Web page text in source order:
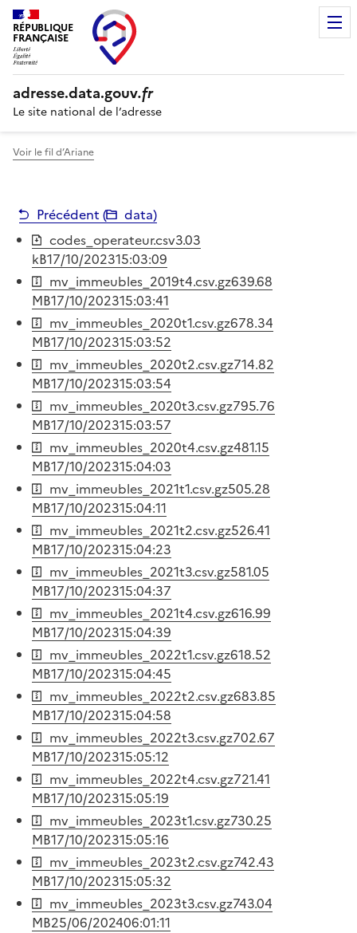
RÉPUBLIQUE
FRANÇAISE
adresse.data.gouv.fr
Le site national de l’adresse
Voir le fil d’Ariane
Précédent ( data)
codes_operateur.csv3.03
kB17/10/202315:03:09
mv_immeubles_2019t4.csv.gz639.68
MB17/10/202315:03:41
mv_immeubles_2020t1.csv.gz678.34
MB17/10/202315:03:52
mv_immeubles_2020t2.csv.gz714.82
MB17/10/202315:03:54
mv_immeubles_2020t3.csv.gz795.76
MB17/10/202315:03:57
mv_immeubles_2020t4.csv.gz481.15
MB17/10/202315:04:03
mv_immeubles_2021t1.csv.gz505.28
MB17/10/202315:04:11
mv_immeubles_2021t2.csv.gz526.41
MB17/10/202315:04:23
mv_immeubles_2021t3.csv.gz581.05
MB17/10/202315:04:37
mv_immeubles_2021t4.csv.gz616.99
MB17/10/202315:04:39
mv_immeubles_2022t1.csv.gz618.52
MB17/10/202315:04:45
mv_immeubles_2022t2.csv.gz683.85
MB17/10/202315:04:58
mv_immeubles_2022t3.csv.gz702.67
MB17/10/202315:05:12
mv_immeubles_2022t4.csv.gz721.41
MB17/10/202315:05:19
mv_immeubles_2023t1.csv.gz730.25
MB17/10/202315:05:16
mv_immeubles_2023t2.csv.gz742.43
MB17/10/202315:05:32
mv_immeubles_2023t3.csv.gz743.04
MB25/06/202406:01:11